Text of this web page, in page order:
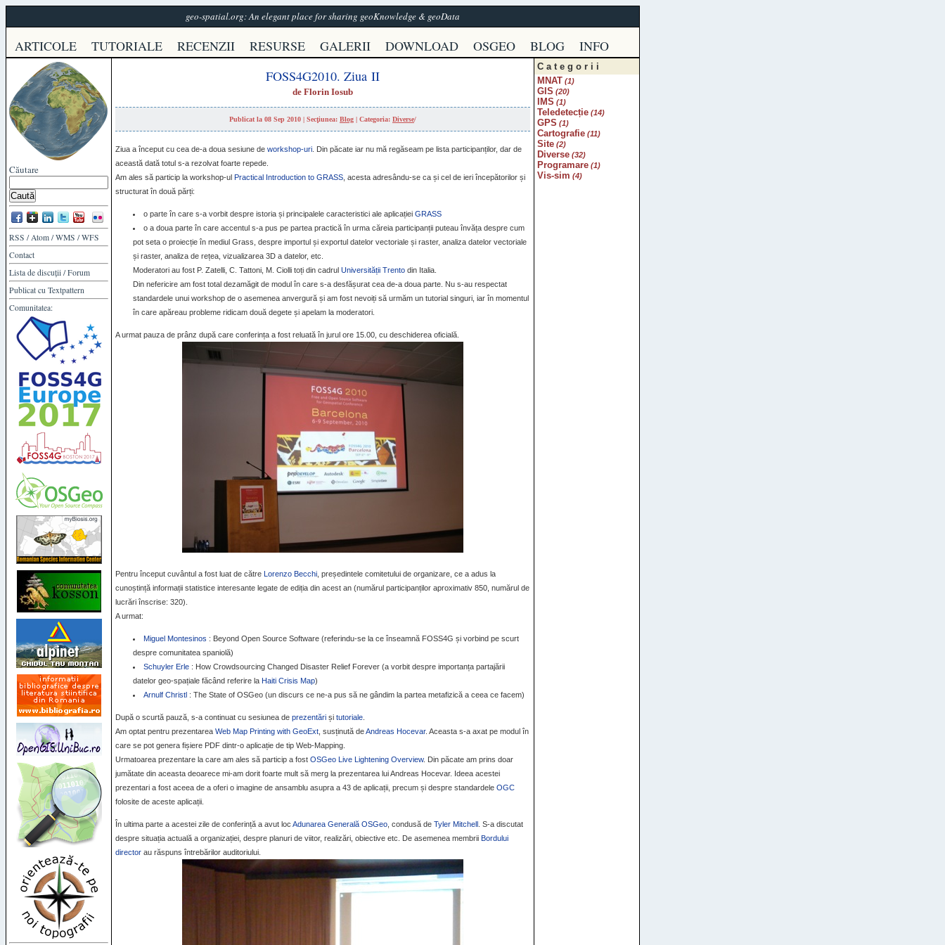
geo-spatial.org: An elegant place for sharing geoKnowledge & geoData
ARTICOLE TUTORIALE RECENZII RESURSE GALERII DOWNLOAD OSGEO BLOG INFO
Căutare
RSS /Atom /WMS /WFS
Contact
Lista de discuții /Forum
Publicat cu Textpattern
Comunitatea:
FOSS4G2010. Ziua II
de Florin Iosub
Publicat la 08 Sep 2010 | Secţiunea: Blog | Categoria: Diverse/
Ziua a început cu cea de-a doua sesiune de workshop-uri . Din păcate iar nu mă regăseam pe lista participanților, dar de
această dată totul s-a rezolvat foarte repede.
Am ales să particip la workshop-ul Practical Introduction to GRASS , acesta adresându-se ca și cel de ieri începătorilor și
structurat în două părți:
o parte în care s-a vorbit despre istoria și principalele caracteristici ale aplicațieiGRASS
o a doua parte în care accentul s-a pus pe partea practică în urma căreia participanții puteau învăța despre cum
pot seta o proiecție în mediul Grass, despre importul și exportul datelor vectoriale și raster, analiza datelor vectoriale
și raster, analiza de rețea, vizualizarea 3D a datelor, etc.
Moderatori au fost P. Zatelli, C. Tattoni, M. Ciolli toți din cadrul Universității Trento din Italia.
Din nefericire am fost total dezamăgit de modul în care s-a desfășurat cea de-a doua parte. Nu s-au respectat
standardele unui workshop de o asemenea anvergură și am fost nevoiți să urmăm un tutorial singuri, iar în momentul
în care apăreau probleme ridicam două degete și apelam la moderatori.
A urmat pauza de prânz după care conferința a fost reluată în jurul ore 15.00, cu deschiderea oficială.
Pentru început cuvântul a fost luat de către Lorenzo Becchi , președintele comitetului de organizare, ce a adus la
cunoștință informații statistice interesante legate de ediția din acest an (numărul participanților aproximativ 850, numărul de
lucrări înscrise: 320).
A urmat:
Miguel Montesinos : Beyond Open Source Software (referindu-se la ce înseamnă FOSS4G și vorbind pe scurt
despre comunitatea spaniolă)
Schuyler Erle : How Crowdsourcing Changed Disaster Relief Forever (a vorbit despre importanța partajării
datelor geo-spațiale făcând referire la Haiti Crisis Map)
Arnulf Christl : The State of OSGeo (un discurs ce ne-a pus să ne gândim la partea metafizică a ceea ce facem)
După o scurtă pauză, s-a continuat cu sesiunea de prezentări și tutoriale
Am optat pentru prezentarea Web Map Printing with GeoExt , susținută deAndreas Hocevar. Aceasta s-a axat pe modul în
care se pot genera fișiere PDF dintr-o aplicație de tip Web-Mapping.
Urmatoarea prezentare la care am ales să particip a fost OSGeo Live Lightening Overview. Din păcate am prins doar
jumătate din aceasta deoarece mi-am dorit foarte mult să merg la prezentarea lui Andreas Hocevar. Ideea acestei
prezentari a fost aceea de a oferi o imagine de ansamblu asupra a 43 de aplicații, precum și despre standardele OGC
folosite de aceste aplicații.
În ultima parte a acestei zile de conferință a avut loc Adunarea Generală OSGeo , condusă de Tyler Mitchell
. S-a discutat
despre situația actuală a organizației, despre planuri de viitor, realizări, obiective etc. De asemenea membrii Bordului
director au răspuns întrebărilor auditoriului.
Categorii
MNAT (1)
GIS (20)
IMS (1)
Teledetecție (14)
GPS (1)
Cartografie (11)
Site (2)
Diverse (32)
Programare (1)
Vis-sim (4)